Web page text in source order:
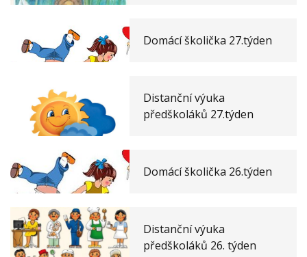
Domácí školička 27.týden
Distanční výuka
předškoláků 27.týden
Domácí školička 26.týden
Distanční výuka
předškoláků 26. týden